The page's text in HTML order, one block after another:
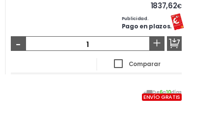
1837,62€
Publicidad.
Pago en plazos.
- +
Comparar
De6a10días
ENVÍO GRATIS